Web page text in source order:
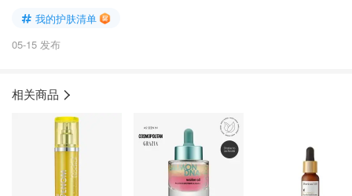
我的护肤清单
05-15 发布
相关商品